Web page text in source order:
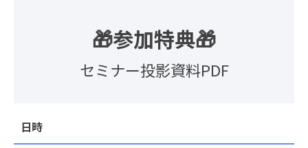
🎁参加特典🎁
セミナー投影資料PDF
日時